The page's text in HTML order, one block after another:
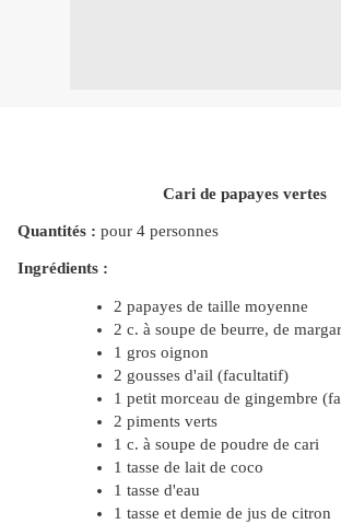
Cari de papayes vertes
Quantités : pour 4 personnes
Ingrédients :
2 papayes de taille moyenne
2 c. à soupe de beurre, de
1 gros oignon
2 gousses d'ail (facultatif)
1 petit morceau de gingembre
2 piments verts
1 c. à soupe de poudre de cari
1 tasse de lait de coco
1 tasse d'eau
1 tasse et demie de jus de citron